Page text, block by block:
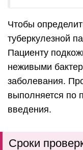
Чтобы
туберкулезной
Пациенту
неживыми
заболевания.
выполняется по
введения.
Сроки